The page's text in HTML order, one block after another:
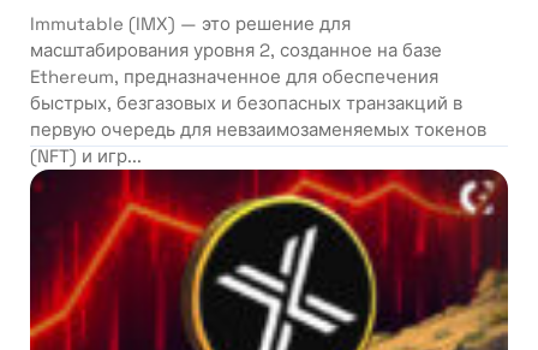
Immutable (IMX) — это решение для
масштабирования уровня 2, созданное на базе
Ethereum, предназначенное для обеспечения
быстрых, безгазовых и безопасных транзакций в
первую очередь для невзаимозаменяемых токенов
(NFT) и игр...